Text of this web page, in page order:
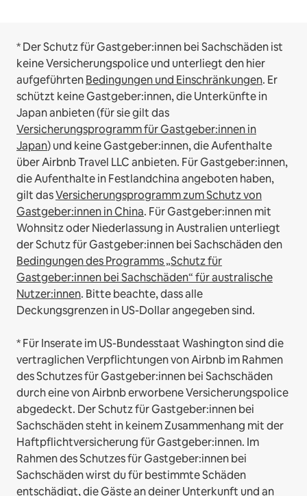
* Der Schutz für Gastgeber:innen bei Sachschäden ist
keine Versicherungspolice und unterliegt den hier
aufgeführtenBedingungen und Einschränkungen. Er
schützt keine Gastgeber:innen, die Unterkünfte in
Japan anbieten (für sie gilt das
Versicherungsprogramm für Gastgeber:innen in
Japan) und keine Gastgeber:innen, die Aufenthalte
über Airbnb Travel LLC anbieten. Für Gastgeber:innen,
die Aufenthalte in Festlandchina angeboten haben,
gilt dasVersicherungsprogramm zum Schutz von
Gastgeber:innen in China. Für Gastgeber:innen mit
Wohnsitz oder Niederlassung in Australien unterliegt
der Schutz für Gastgeber:innen bei Sachschäden den
Bedingungen des Programms „Schutz für
Gastgeber:innen bei Sachschäden“ für australische
Nutzer:innen. Bitte beachte, dass alle
Deckungsgrenzen in US-Dollar angegeben sind.
* Für Inserate im US-Bundesstaat Washington sind die
vertraglichen Verpflichtungen von Airbnb im Rahmen
des Schutzes für Gastgeber:innen bei Sachschäden
durch eine von Airbnb erworbene Versicherungspolice
abgedeckt. Der Schutz für Gastgeber:innen bei
Sachschäden steht in keinem Zusammenhang mit der
Haftpflichtversicherung für Gastgeber:innen. Im
Rahmen des Schutzes für Gastgeber:innen bei
Sachschäden wirst du für bestimmte Schäden
entschädigt, die Gäste an deiner Unterkunft und an